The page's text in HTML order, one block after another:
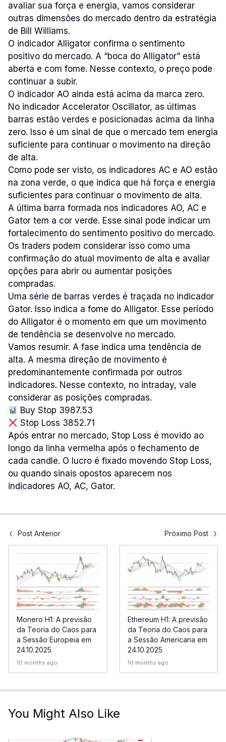
avaliar sua força e energia, vamos considerar
outras dimensões do mercado dentro da estratégia
de Bill Williams.
O indicador Alligator confirma o sentimento
positivo do mercado. A “boca do Alligator” está
aberta e com fome. Nesse contexto, o preço pode
continuar a subir.
O indicador AO ainda está acima da marca zero.
No indicador Accelerator Oscillator, as últimas
barras estão verdes e posicionadas acima da linha
zero. Isso é um sinal de que o mercado tem energia
suficiente para continuar o movimento na direção
de alta.
Como pode ser visto, os indicadores AC e AO estão
na zona verde, o que indica que há força e energia
suficientes para continuar o movimento de alta.
A última barra formada nos indicadores AO, AC e
Gator tem a cor verde. Esse sinal pode indicar um
fortalecimento do sentimento positivo do mercado.
Os traders podem considerar isso como uma
confirmação do atual movimento de alta e avaliar
opções para abrir ou aumentar posições
compradas.
Uma série de barras verdes é traçada no indicador
Gator. Isso indica a fome do Alligator. Esse período
do Alligator é o momento em que um movimento
de tendência se desenvolve no mercado.
Vamos resumir. A fase indica uma tendência de
alta. A mesma direção de movimento é
predominantemente confirmada por outros
indicadores. Nesse contexto, no intraday, vale
considerar as posições compradas.
Buy Stop 3987.53
Stop Loss 3852.71
Após entrar no mercado, Stop Loss é movido ao
longo da linha vermelha após o fechamento de
cada candle. O lucro é fixado movendo Stop Loss,
ou quando sinais opostos aparecem nos
indicadores AO, AC, Gator.
Post Anterior Próximo Post
Monero H1: A previsão
da Teoria do Caos para
a Sessão Europeia em
24.10.2025
10 months ago
Ethereum H1: A previsão
da Teoria do Caos para
a Sessão Americana em
24.10.2025
10 months ago
You Might Also Like